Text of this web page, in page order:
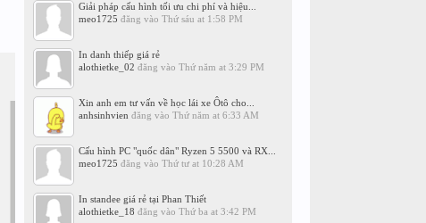
Giải pháp cấu hình tối ưu chi phí và hiệu...
meo1725 đăng vào Thứ sáu at 1:58 PM
In danh thiếp giá rẻ
alothietke_02 đăng vào Thứ năm at 3:29 PM
Xin anh em tư vấn về học lái xe Ôtô cho...
anhsinhvien đăng vào Thứ năm at 6:33 AM
Cấu hình PC "quốc dân" Ryzen 5 5500 và RX...
meo1725 đăng vào Thứ tư at 10:28 AM
In standee giá rẻ tại Phan Thiết
alothietke_18 đăng vào Thứ ba at 3:42 PM